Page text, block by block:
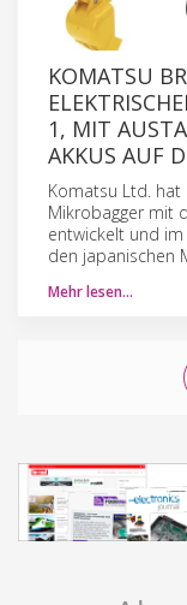
KOMATSU
1, MIT
AKKUS AUF
Komatsu Ltd. hat
Mikrobagger mit
entwickelt und
den japanischen
Mehr lesen…